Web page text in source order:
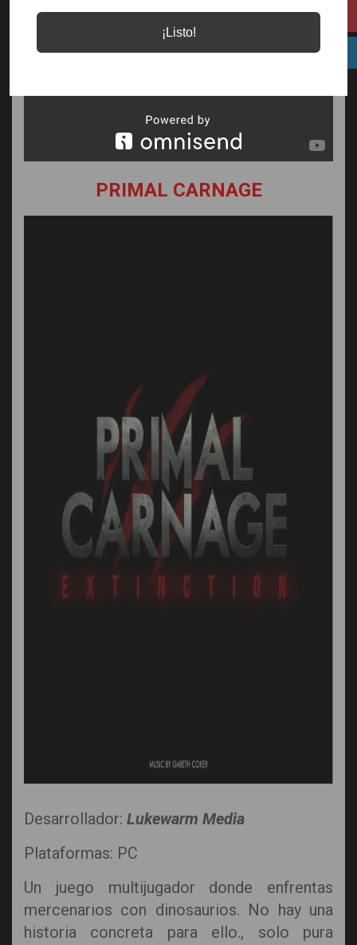
PRIMAL CARNAGE
Desarrollador: Lukewarm Media
Plataformas: PC
Un juego multijugador donde enfrentas
mercenarios con dinosaurios. No hay una
historia concreta para ello., solo pura
¡Listo!